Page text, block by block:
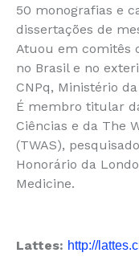
50 monografias e
dissertações de
Atuou em comitês
no Brasil e no
CNPq, Ministério
É membro titular
Ciências e da The
(TWAS),
Honorário da
Medicine.
Lattes: http://